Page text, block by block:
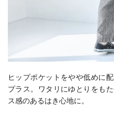
ヒップポケットをやや低めに
プラス。ワタリにゆとりをも
ス感のあるはき心地に。